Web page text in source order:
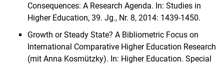
Consequences: A Research Agenda. In: Studies in
Higher Education, 39. Jg., Nr. 8, 2014: 1439-1450.
Growth or Steady State? A Bibliometric Focus on
International Comparative Higher Education Research
(mit Anna Kosmützky). In: Higher Education. Special